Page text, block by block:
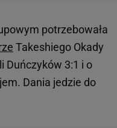
potrzebowała
Takeshiego Okady
Duńczyków 3:1 i o
Dania jedzie do